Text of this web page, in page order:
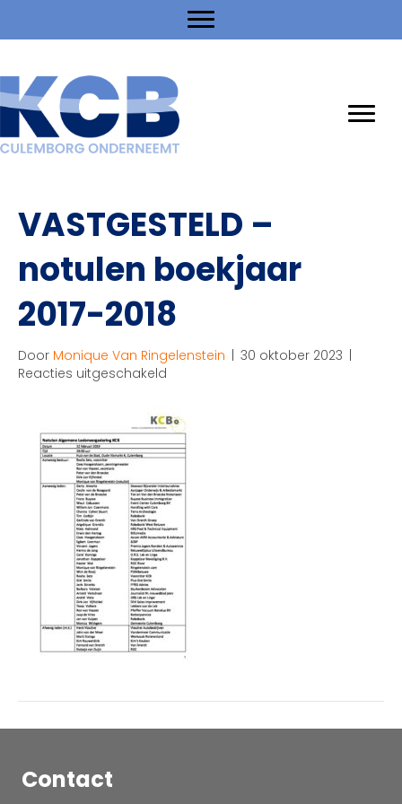
VASTGESTELD –
notulen boekjaar
2017-2018
Door Monique Van Ringelenstein | 30 oktober 2023 |
Reacties uitgeschakeld
notulen
boekjaar
2017-
2018
Contact